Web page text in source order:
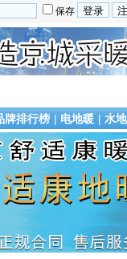
保存
牌排行榜 | 电地暖 | 水